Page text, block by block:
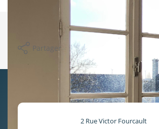
Imprimer
Partager
2 Rue Victor Fourcault